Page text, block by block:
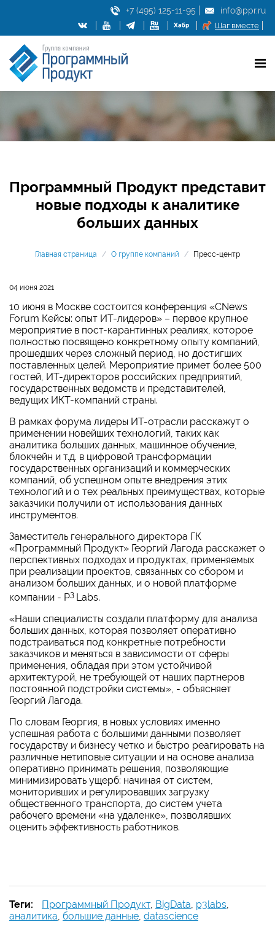
+7 (495) 125-11-95 info@ppr.ru
Шаг вместе
Программный Продукт представит
новые подходы к аналитике
больших данных
Главная страница / О группе компаний / Пресс-центр
04 июня 2021
10 июня в Москве состоится конференция «СNews
Forum Кейсы: опыт ИТ-лидеров» – первое крупное
мероприятие в пост-карантинных реалиях, которое
полностью посвящено конкретному опыту компаний,
прошедших через сложный период, но достигших
поставленных целей. Мероприятие примет более 500
гостей, ИТ-директоров российских предприятий,
государственных ведомств и представителей,
ведущих ИКТ-компаний страны.
В рамках форума лидеры ИТ-отрасли расскажут о
применении новейших технологий, таких как
аналитика больших данных, машинное обучение,
блокчейн и т.д. в цифровой трансформации
государственных организаций и коммерческих
компаний, об успешном опыте внедрения этих
технологий и о тех реальных преимуществах, которые
заказчики получили от использования данных
инструментов.
Заместитель генерального директора ГК
«Программный Продукт» Георгий Лагода расскажет о
перспективных подходах и продуктах, применяемых
при реализации проектов, связанных со сбором и
анализом больших данных, и о новой платформе
компании - P3 Labs.
«Наши специалисты создали платформу для анализа
больших данных, которая позволяет оперативно
подстраиваться под конкретные потребности
заказчиков и меняться в зависимости от сферы
применения, обладая при этом устойчивой
архитектурой, не требующей от наших партнеров
постоянной подстройки системы», - объясняет
Георгий Лагода.
По словам Георгия, в новых условиях именно
успешная работа с большими данными позволяет
государству и бизнесу четко и быстро реагировать на
различные нетиповые ситуации и на основе анализа
оперативно принимать решения, позволяющие
минимизировать ущерб: начиная от систем,
мониторивших и регулировавших загрузку
общественного транспорта, до систем учета
рабочего времени «на удаленке», позволявших
оценить эффективность работников.
Теги: Программный Продукт, BigData, p3labs,
аналитика, большие данные, datascience